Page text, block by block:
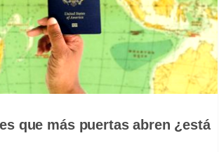
que más puertas abren ¿está